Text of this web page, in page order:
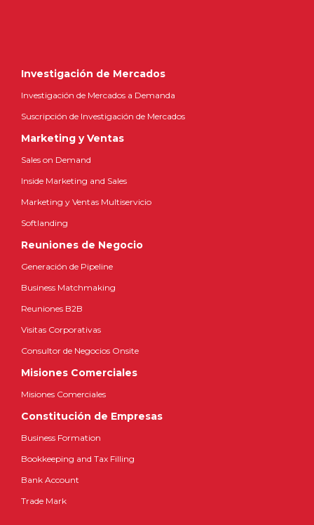
Investigación de Mercados
Investigación de Mercados a Demanda
Suscripción de Investigación de Mercados
Marketing y Ventas
Sales on Demand
Inside Marketing and Sales
Marketing y Ventas Multiservicio
Softlanding
Reuniones de Negocio
Generación de Pipeline
Business Matchmaking
Reuniones B2B
Visitas Corporativas
Consultor de Negocios Onsite
Misiones Comerciales
Misiones Comerciales
Constitución de Empresas
Business Formation
Bookkeeping and Tax Filling
Bank Account
Trade Mark